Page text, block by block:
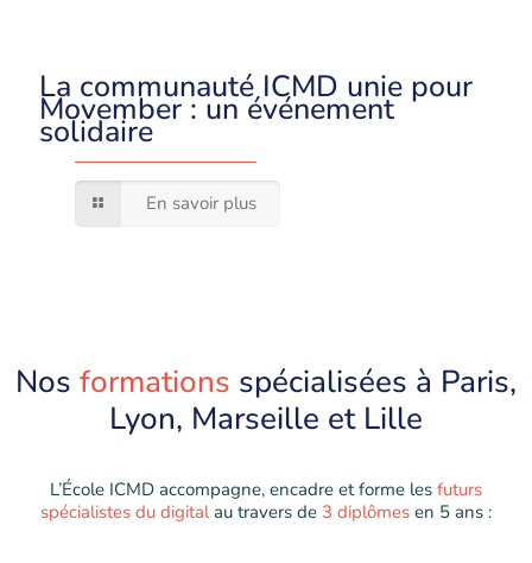
La communauté ICMD unie pour
Movember : un événement
solidaire
En savoir plus
Nos formations spécialisées à Paris,
Lyon, Marseille et Lille
L’École ICMD accompagne, encadre et forme les futurs
spécialistes du digitalau travers de 3 diplômes en 5 ans :